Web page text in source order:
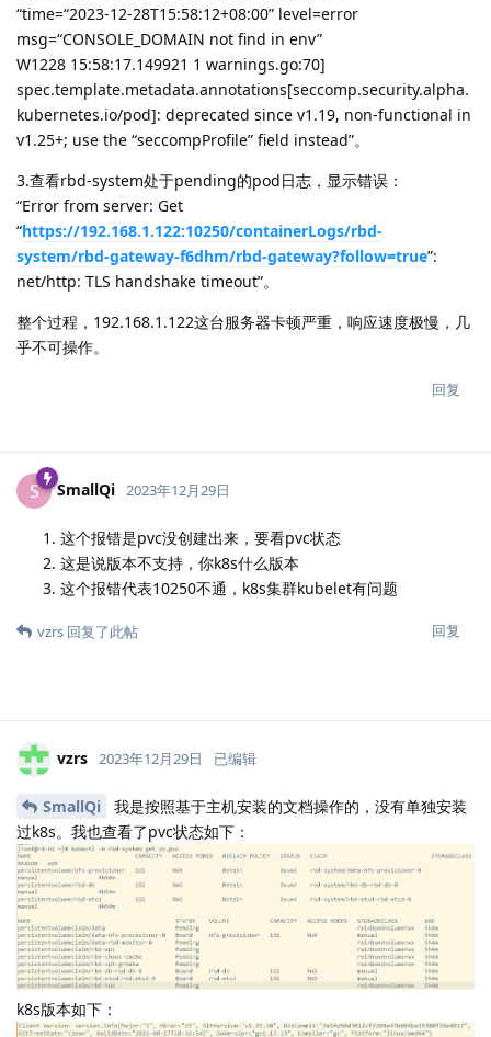
“time=“2023-12-28T15:58:12+08:00” level=error
msg=“CONSOLE_DOMAIN not find in env”
W1228 15:58:17.149921 1 warnings.go:70]
spec.template.metadata.annotations[seccomp.security.alpha.
kubernetes.io/pod]: deprecated since v1.19, non-functional in
v1.25+; use the “seccompProfile” field instead”。
3.查看rbd-system处于pending的pod日志，显示错误：
“Error from server: Get
“https://192.168.1.122:10250/containerLogs/rbd-
system/rbd-gateway-f6dhm/rbd-gateway?follow=true”:
net/http: TLS handshake timeout”。
整个过程，192.168.1.122这台服务器卡顿严重，响应速度极慢，几
乎不可操作。
回复
S SmallQi 2023年12月29日
这个报错是pvc没创建出来，要看pvc状态
这是说版本不支持，你k8s什么版本
这个报错代表10250不通，k8s集群kubelet有问题
回复
vzrs 回复了此帖
vzrs 2023年12月29日 已编辑
SmallQi
我是按照基于主机安装的文档操作的，没有单独安装
过k8s。我也查看了pvc状态如下：
k8s版本如下：